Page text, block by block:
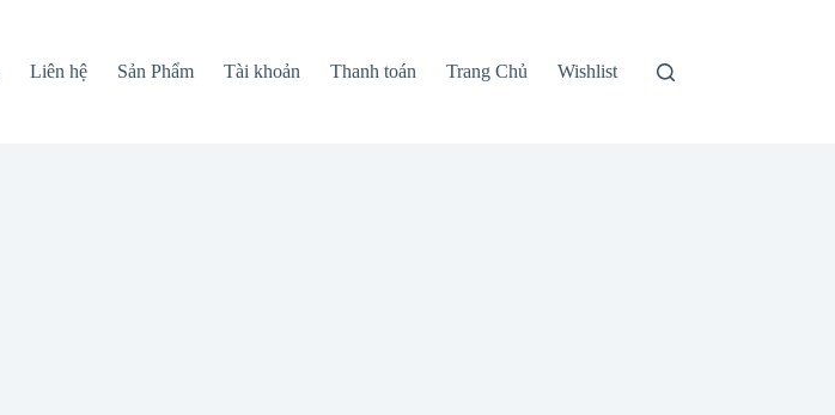
Liên hệ Sản Phẩm Tài khoản Thanh toán Trang Chủ Wishlist